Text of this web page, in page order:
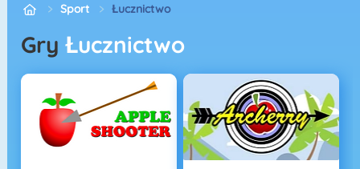
Sport Łucznictwo
Gry Łucznictwo